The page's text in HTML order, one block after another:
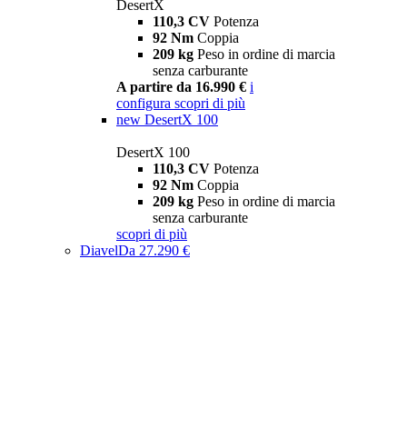
DesertX
110,3 CV Potenza
92 Nm Coppia
209 kg Peso in ordine di marcia
senza carburante
A partire da 16.990 € i
configura scopri di più
new DesertX 100
DesertX 100
110,3 CV Potenza
92 Nm Coppia
209 kg Peso in ordine di marcia
senza carburante
scopri di più
DiavelDa 27.290 €